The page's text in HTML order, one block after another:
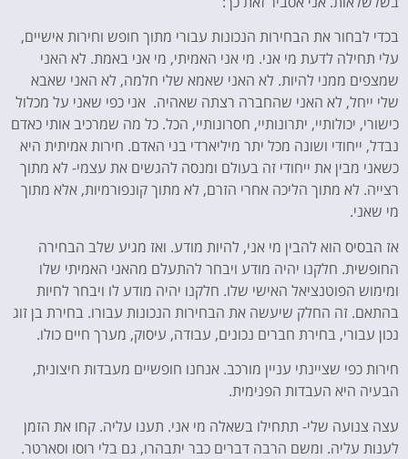
בכדי לבחור את הבחירות הנכונות עבורי מתוך חופש וחירות אישיים,
עלי תחילה לדעת מי אני. מי אני האמיתי, מי אני באמת. לא האני
שמצפים ממני להיות. לא האני שאמא שלי חלמה, לא האני שאבא
שלי ייחל, לא האני שהחברה רצתה שאהיה. אני כפי שאני על מכלול
כישורי, יכולותיי, יתרונותיי, חסרונותיי, הכל. כל מה שמרכיב אותי כאדם
נבדל, ייחודי ושונה מכל יתר מיליארדי בני האדם. חירות אמיתית היא
כשאני מבין את ייחודי זה בעולם ומנסה להגשים את עצמי- לא מתוך
רצייה. לא מתוך הליכה אחרי הזרם, לא מתוך קונפורמיות, אלא מתוך
מי שאני.
אז הבסיס הוא להבין מי אני, להיות מודע. ואז מגיע שלב הבחירה
החופשית. חלקנו יהיה מודע ויבחר להתעלם מהאני האמיתי שלו
ומימוש הפוטנציאל האישי שלו. חלקנו יהיה מודע לו ויבחר לחיות
בהתאם. זה החלק שיעשה את הבחירות הנכונות עבורו. בחירת בן זוג
נכון עבורי, בחירת חברים נכונים, עבודה, עיסוק, מערך חיים כולו.
חירות כפי שציינתי עניין מורכב. אנחנו חופשיים מעבדות חיצונית,
הבעיה היא העבדות הפנימית.
עצה צנועה שלי- תתחילו בשאלה מי אני. תענו עליה. קחו את הזמן
לענות עליה. ומשם הרבה דברים כבר יתבהרו, גם בלי רוסו וסארטר.